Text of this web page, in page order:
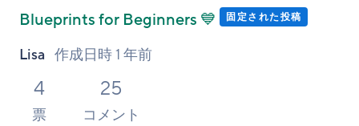
Blueprints for Beginners 💙 固定された投稿
Lisa 作成日時1 年前
4
票
25
コメント